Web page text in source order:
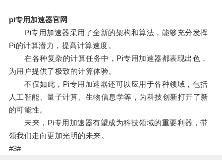
pi专用加速器官网
Pi专用加速器采用了全新的架构和算法，能够充分发挥
Pi的计算潜力，提高计算速度。
在各种复杂的计算任务中，Pi专用加速器都表现出色，
为用户提供了极致的计算体验。
不仅如此，Pi专用加速器还可以应用于各种领域，包括
人工智能、量子计算、生物信息学等，为科技创新打开了新
的可能性。
未来，Pi专用加速器有望成为科技领域的重要利器，带
领我们走向更加光明的未来。
#3#